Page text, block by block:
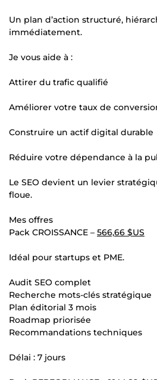
Un plan d’action structuré,
immédiatement.
Je vous aide à :
Attirer du trafic qualifié
Améliorer votre taux de
Construire un actif digital durable
Réduire votre dépendance à la
Le SEO devient un levier
floue.
Mes offres
Pack CROISSANCE – 566,66 $US
Idéal pour startups et PME.
Audit SEO complet
Recherche mots-clés stratégique
Plan éditorial 3 mois
Roadmap priorisée
Recommandations techniques
Délai : 7 jours